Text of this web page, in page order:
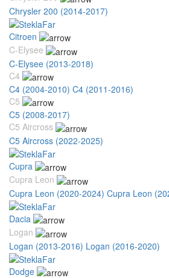
Chrysler 200 (2014-2017)
Citroen
C-Elysee
C-Elysee (2013-2018)
C4
C4 (2004-2010) C4 (2011-2016)
C5
C5 (2008-2017)
C5 Aircross
C5 Aircross (2022-2025)
Cupra
Cupra Leon
Cupra Leon (2020-2024) Cupra Leon
Dacia
Logan
Logan (2013-2016) Logan (2016-2020)
Dodge